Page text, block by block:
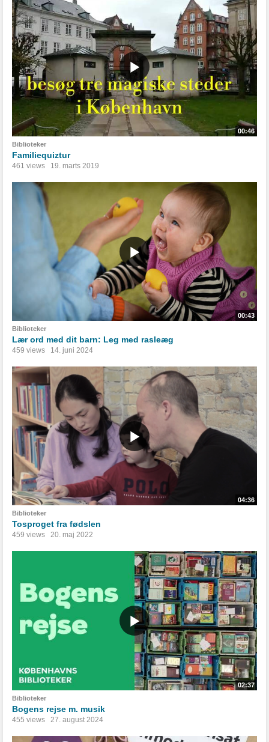
00:46
Biblioteker
Familiequiztur
461 views 19. marts 2019
00:43
Biblioteker
Lær ord med dit barn: Leg med rasleæg
459 views 14. juni 2024
04:36
Biblioteker
Tosproget fra fødslen
459 views 20. maj 2022
02:37
Biblioteker
Bogens rejse m. musik
455 views 27. august 2024